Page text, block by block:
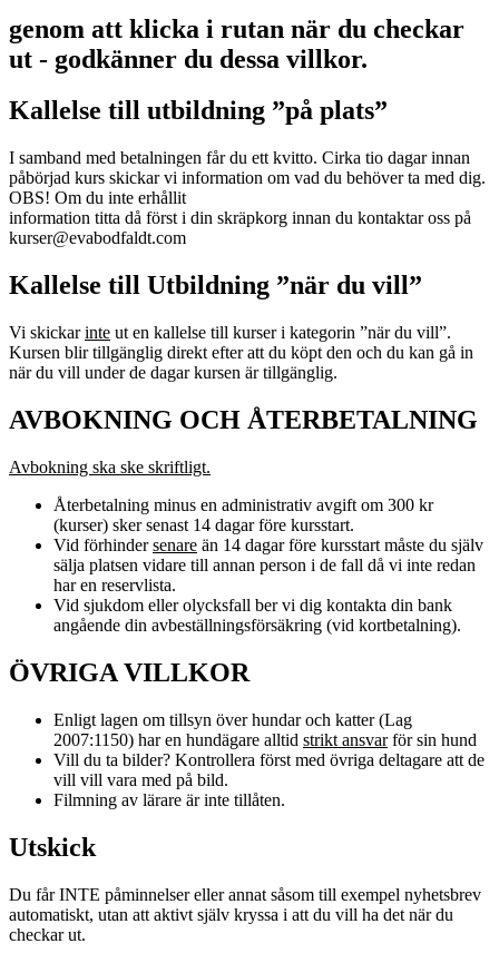
genom att klicka i rutan när du checkar
ut - godkänner du dessa villkor.
Kallelse till utbildning ”på plats”
I samband med betalningen får du ett kvitto. Cirka tio dagar innan
påbörjad kurs skickar vi information om vad du behöver ta med dig.
OBS! Om du inte erhållit
information titta då först i din skräpkorg innan du kontaktar oss på
kurser@evabodfaldt.com
Kallelse till Utbildning ”när du vill”
Vi skickarinte ut en kallelse till kurser i kategorin ”när du vill”.
Kursen blir tillgänglig direkt efter att du köpt den och du kan gå in
när du vill under de dagar kursen är tillgänglig.
AVBOKNING OCH ÅTERBETALNING
Avbokning ska ske skriftligt.
Återbetalning minus en administrativ avgift om 300 kr
(kurser) sker senast 14 dagar före kursstart.
Vid förhindersenare än 14 dagar före kursstart måste du själv
sälja platsen vidare till annan person i de fall då vi inte redan
har en reservlista.
Vid sjukdom eller olycksfall ber vi dig kontakta din bank
angående din avbeställningsförsäkring (vid kortbetalning).
ÖVRIGA VILLKOR
Enligt lagen om tillsyn över hundar och katter (Lag
2007:1150) har en hundägare alltid strikt ansvarför sin hund
Vill du ta bilder? Kontrollera först med övriga deltagare att de
vill vill vara med på bild.
Filmning av lärare är inte tillåten.
Utskick
Du får INTE påminnelser eller annat såsom till exempel nyhetsbrev
automatiskt, utan att aktivt själv kryssa i att du vill ha det när du
checkar ut.